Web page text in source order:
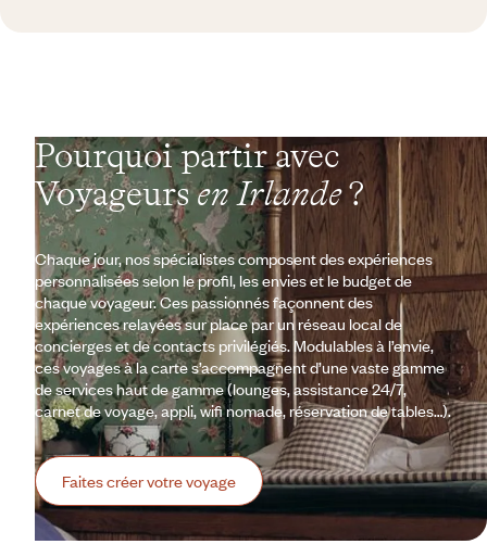
Pourquoi partir avec
Voyageursen Irlande?
Chaque jour, nos spécialistes composent des expériences
personnalisées selon le profil, les envies et le budget de
chaque voyageur. Ces passionnés façonnent des
expériences relayées sur place par un réseau local de
concierges et de contacts privilégiés. Modulables à l’envie,
ces voyages à la carte s’accompagnent d’une vaste gamme
de services haut de gamme (lounges, assistance 24/7,
carnet de voyage, appli, wifi nomade, réservation de tables…).
Faites créer votre voyage